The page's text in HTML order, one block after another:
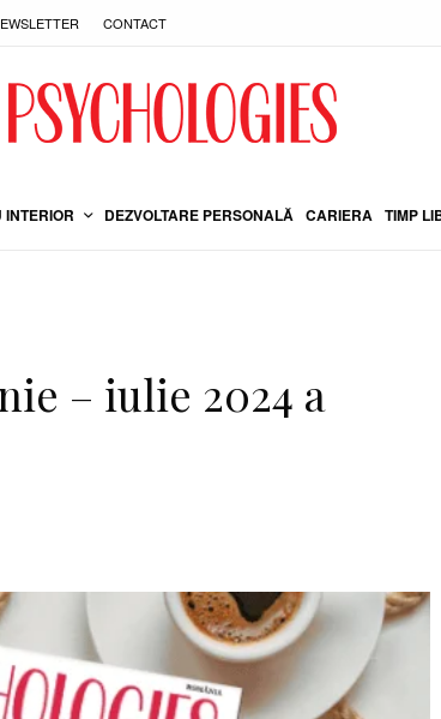
CONTACT
DEZVOLTARE PERSONALĂ CARIERA TIMP
– iulie 2024 a